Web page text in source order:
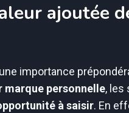
ajoutée
importance
marque personnelle, les
à saisir. En